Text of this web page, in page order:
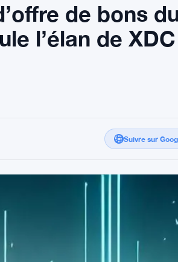
de bons
l’élan de XDC
Suivre sur